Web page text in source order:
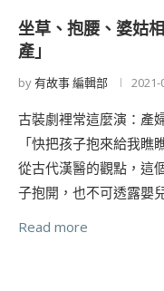
坐草、抱腰、婆姑
產」
by有故事 編輯部 2021-
古裝劇裡常這麼演：產
「快把孩子抱來給我
從古代漢醫的觀點，這
子抱開，也不可透露嬰
Read more